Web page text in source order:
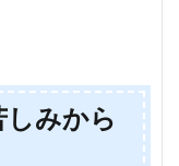
みから